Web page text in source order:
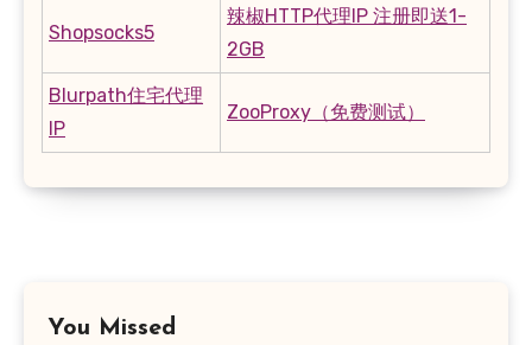
Shopsocks5
辣椒HTTP代理IP 注册即送1-
2GB
Blurpath住宅代理
IP
ZooProxy（免费测试）
You Missed